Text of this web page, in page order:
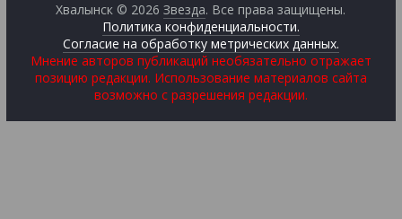
Хвалынск © 2026Звезда. Все права защищены.
Политика конфиденциальности.
Согласие на обработку метрических данных.
Мнение авторов публикаций необязательно отражает
позицию редакции. Использование материалов сайта
возможно с разрешения редакции.